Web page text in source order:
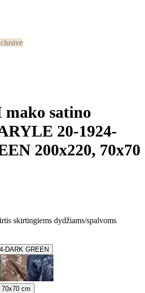
satino
20-1924-
200x220, 70x70
skirtingiems dydžiams/spalvoms
DARK GREEN
cm